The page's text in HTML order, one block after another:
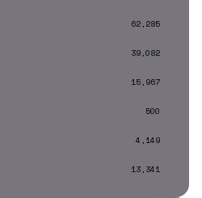
62,285
39,082
15,967
500
4,149
13,341